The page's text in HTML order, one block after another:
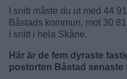
I snitt måste du ut med 44
Båstads kommun, mot 30
i snitt i hela Skåne.
Här är de fem dyraste
postorten Båstad senaste